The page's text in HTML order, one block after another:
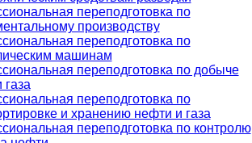
переподготовка по
производству
переподготовка по
машинам
переподготовка по добыче
переподготовка по
и хранению нефти и газа
переподготовка по контролю